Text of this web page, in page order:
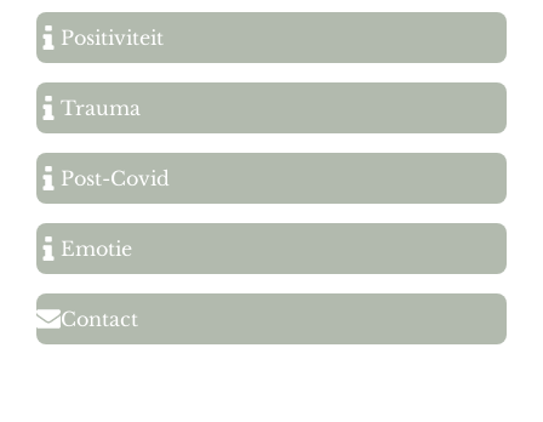
Positiviteit
Trauma
Post-Covid
Emotie
Contact